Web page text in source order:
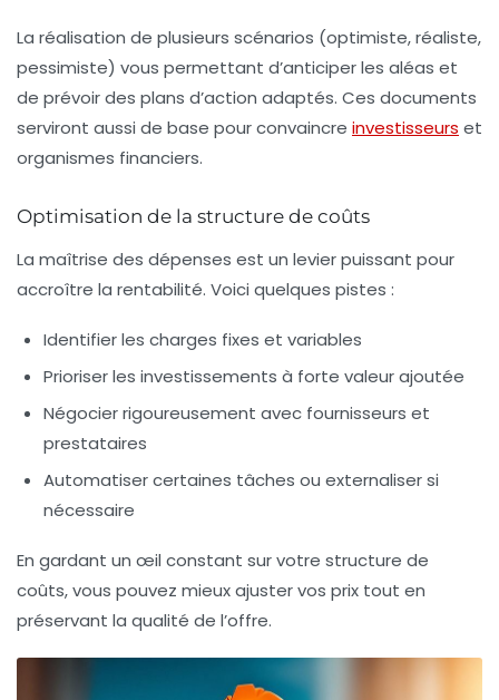
La réalisation de plusieurs scénarios (optimiste,réaliste,
pessimiste) vous permettant d’anticiper les aléas et
de prévoir des plans d’action adaptés. Ces documents
serviront aussi de base pour convaincre investisseurs et
organismes financiers.
Optimisation de la structure de coûts
La maîtrise des dépenses est un levier puissant pour
accroître la rentabilité. Voici quelques pistes :
Identifier les charges fixes et variables
Prioriser les investissements à forte valeur ajoutée
Négocier rigoureusement avec fournisseurs et
prestataires
Automatiser certaines tâches ou externaliser si
nécessaire
En gardant un œil constant sur votre structure de
coûts, vous pouvez mieux ajuster vos prix tout en
préservant la qualité de l’offre.